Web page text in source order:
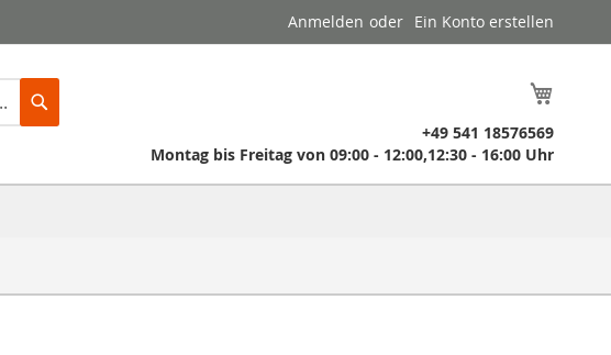
Anmelden Ein Konto erstellen
​ +49 541 18576569
​ Montag bis Freitag von 09:00 - 12:00,12:30 - 16:00 Uhr